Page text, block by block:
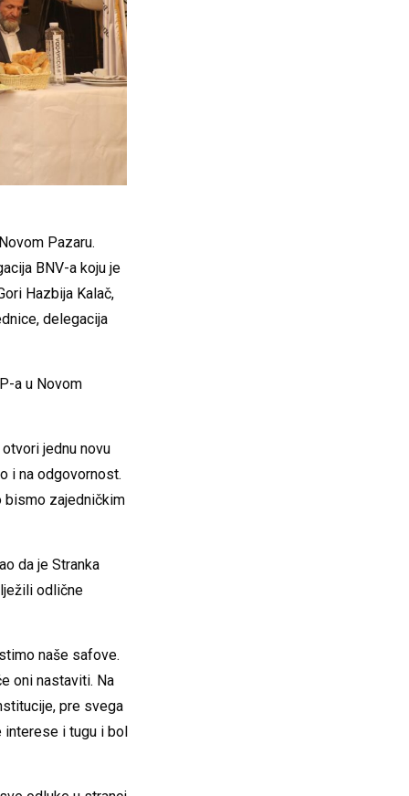
Pazaru.
BNV-a koju je
Hazbija Kalač,
delegacija
a u Novom
jednu novu
i na odgovornost.
bismo zajedničkim
da je Stranka
odlične
naše safove.
oni nastaviti. Na
pre svega
i tugu i bol